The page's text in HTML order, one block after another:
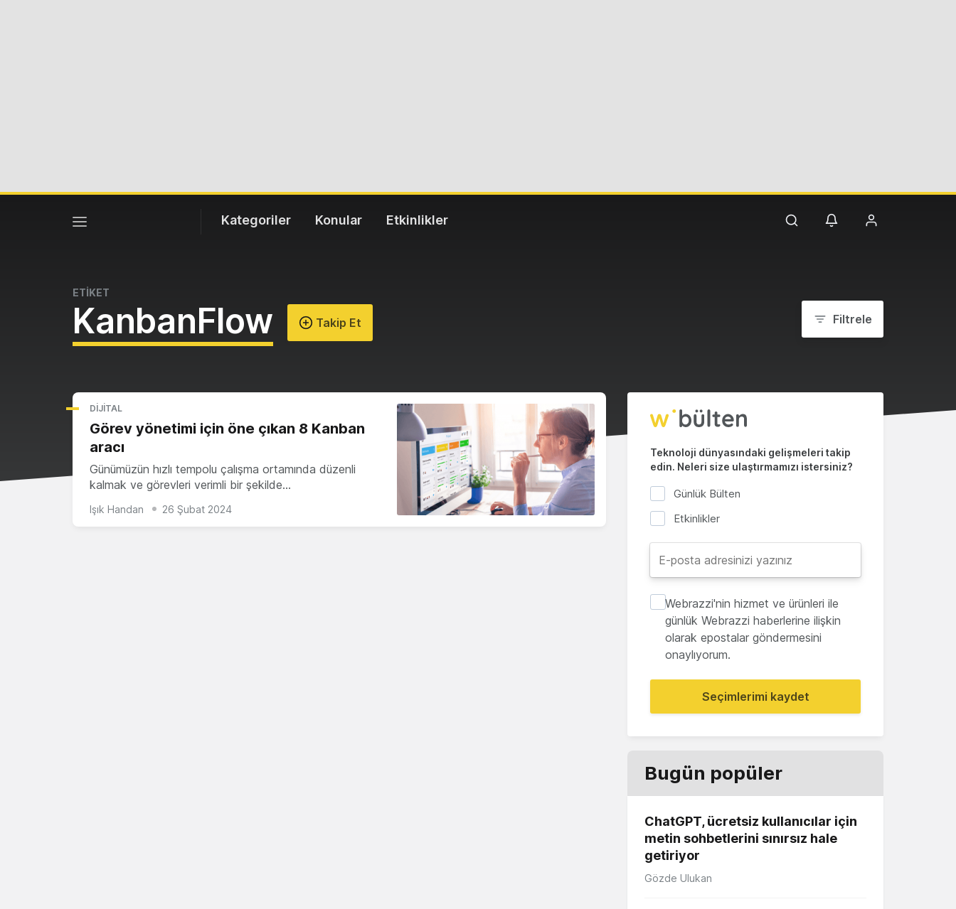
Kategoriler Konular Etkinlikler
ETİKET
KanbanFlow Takip Et Filtrele
DIJITAL
Görev yönetimi için öne çıkan 8 Kanban
aracı
Günümüzün hızlı tempolu çalışma ortamında düzenli
kalmak ve görevleri verimli bir şekilde…
Işık Handan 26 Şubat 2024
Teknoloji dünyasındaki gelişmeleri takip
edin. Neleri size ulaştırmamızı istersiniz?
Günlük Bülten
Etkinlikler
Webrazzi'nin hizmet ve ürünleri ile
günlük Webrazzi haberlerine ilişkin
olarak epostalar göndermesini
onaylıyorum.
Seçimlerimi kaydet
Bugün popüler
ChatGPT, ücretsiz kullanıcılar için
metin sohbetlerini sınırsız hale
getiriyor
Gözde Ulukan